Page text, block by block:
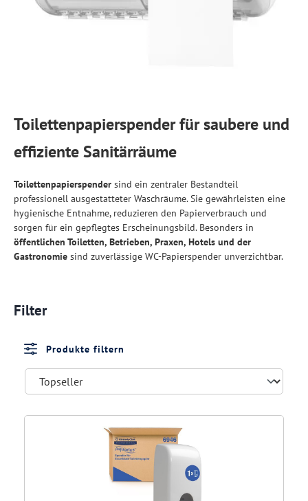
Toilettenpapierspender für saubere und
effiziente Sanitärräume
Toilettenpapierspender sind ein zentraler Bestandteil
professionell ausgestatteter Waschräume. Sie gewährleisten eine
hygienische Entnahme, reduzieren den Papierverbrauch und
sorgen für ein gepflegtes Erscheinungsbild. Besonders in
öffentlichen Toiletten, Betrieben, Praxen, Hotels und der
Gastronomie sind zuverlässige WC-Papierspender unverzichtbar.
Filter
Produkte filtern